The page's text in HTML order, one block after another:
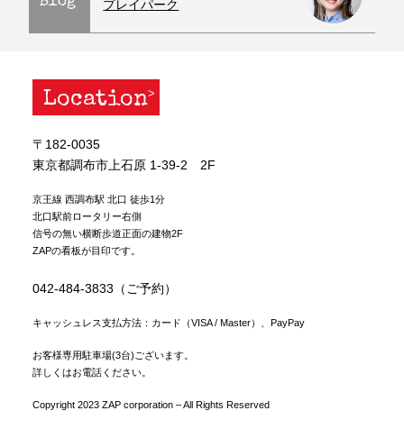
プレイパーク
Location
〒182-0035
東京都調布市上石原 1-39-2 2F
京王線 西調布駅 北口 徒歩1分
北口駅前ロータリー右側
信号の無い横断歩道正面の建物2F
ZAPの看板が目印です。
042-484-3833（ご予約）
キャッシュレス支払方法：カード（VISA / Master）、PayPay
お客様専用駐車場(3台)ございます。
詳しくはお電話ください。
Copyright 2023 ZAP corporation – All Rights Reserved